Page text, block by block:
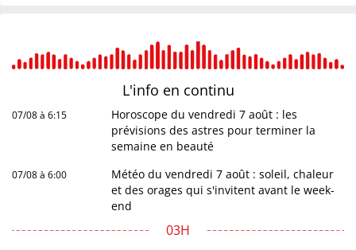
L'info en continu
07/08 à 6:15
Horoscope du vendredi 7 août : les
prévisions des astres pour terminer la
semaine en beauté
07/08 à 6:00
Météo du vendredi 7 août : soleil, chaleur
et des orages qui s'invitent avant le week-
end
03H